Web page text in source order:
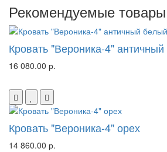
Рекомендуемые товары
Кровать "Вероника-4"
16 080.00 р.
Кровать "Вероника-4" орех
14 860.00 р.